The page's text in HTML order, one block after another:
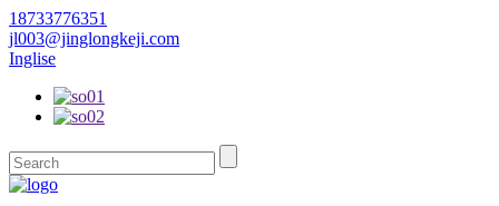
18733776351
jl003@jinglongkeji.com
Inglise